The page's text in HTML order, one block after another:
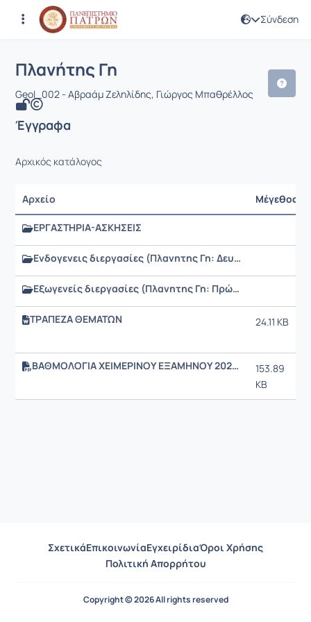
Σύνδεση
Αρχική Σελίδα
Μάθημα : Πλανήτης Γη
Κωδικός : GEO390
Πλανήτης Γη
Geol_002 - Αβραάμ Ζεληλίδης, Γιώργος Μπαθρέλλος
Έγγραφα
Αρχικός κατάλογος
Αρχείο Μέγεθος
ΕΡΓΑΣΤΗΡΙΑ-ΑΣΚΗΣΕΙΣ
Ενδογενεις διεργασίες (Πλανητης Γη: Δευτερο μέρος) (powerpoints) - Ζεληλίδης Αβ.
Εξωγενείς διεργασίες (Πλανητης Γη: Πρώτο μέρος) (Powerpoints) - Ζεληλίδης Αβραάμ
ΤΡΑΠΕΖΑ ΘΕΜΑΤΩΝ 24.11 KB
ΒΑΘΜΟΛΟΓΙΑ ΧΕΙΜΕΡΙΝΟΥ ΕΞΑΜΗΝΟΥ 2025-2026.pdf
153.89
KB
ΣχετικάΕπικοινωνίαΕγχειρίδιαΌροι Χρήσης
Πολιτική Απορρήτου
Copyright © 2026 All rights reserved